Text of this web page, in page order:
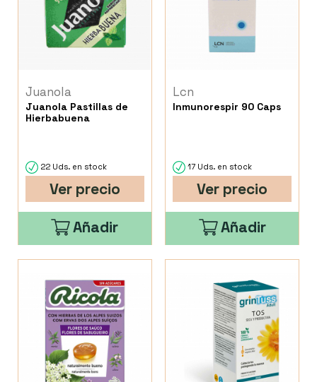
Juanola
Juanola Pastillas de
Hierbabuena
22 Uds. en stock
Ver precio
Añadir
Lcn
Inmunorespir 90 Caps
17 Uds. en stock
Ver precio
Añadir